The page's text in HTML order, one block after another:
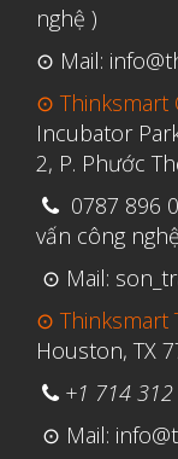
nghệ )
⊙ Mail:
⊙ Thinksmart
Incubator
2, P. Phước
0787 896
vấn công
⊙ Mail:
⊙ Thinksmart
Houston, TX
+1 714
⊙ Mail: